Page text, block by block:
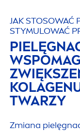
JAK STOSOWAĆ
STYMULOWAĆ
TWARZY
Zmiana